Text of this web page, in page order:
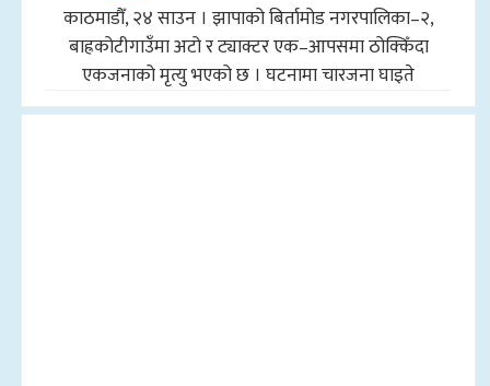
काठमाडौँ, २४ साउन । झापाको बिर्तामोड नगरपालिका–२,
बाह्रकोटीगाउँमा अटो र ट्याक्टर एक–आपसमा ठोक्किँदा
एकजनाको मृत्यु भएको छ । घटनामा चारजना घाइते